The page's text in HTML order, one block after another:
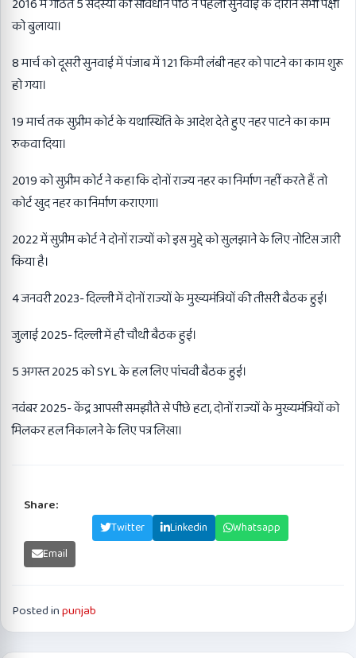
2016 में गठित 5 सदस्यों की संविधान पीठ ने पहली सुनवाई के दौरान सभी पक्षों
को बुलाया।
8 मार्च को दूसरी सुनवाई में पंजाब में 121 किमी लंबी नहर को पाटने का काम शुरू
हो गया।
19 मार्च तक सुप्रीम कोर्ट के यथास्थिति के आदेश देते हुए नहर पाटने का काम
रुकवा दिया।
2019 को सुप्रीम कोर्ट ने कहा कि दोनों राज्य नहर का निर्माण नहीं करते हैं तो
कोर्ट खुद नहर का निर्माण कराएगा।
2022 में सुप्रीम कोर्ट ने दोनों राज्यों को इस मुद्दे को सुलझाने के लिए नोटिस जारी
किया है।
4 जनवरी 2023- दिल्ली में दोनों राज्यों के मुख्यमंत्रियों की तीसरी बैठक हुई।
जुलाई 2025- दिल्ली में ही चौथी बैठक हुई।
5 अगस्त 2025 को SYL के हल लिए पांचवी बैठक हुई।
नवंबर 2025- केंद्र आपसी समझौते से पीछे हटा, दोनों राज्यों के मुख्यमंत्रियों को
मिलकर हल निकालने के लिए पत्र लिखा।
Share:
Twitter Linkedin
Whatsapp
Email
Posted inpunjab